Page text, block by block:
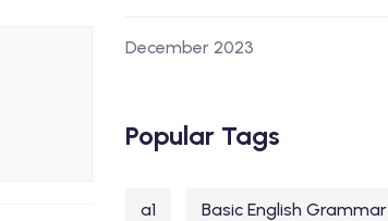
December 2023
Popular Tags
a1 Basic English Grammar